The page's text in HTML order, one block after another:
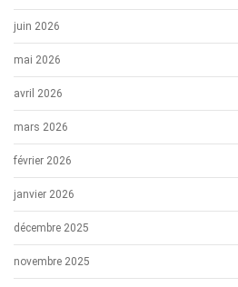
juin 2026
mai 2026
avril 2026
mars 2026
février 2026
janvier 2026
décembre 2025
novembre 2025